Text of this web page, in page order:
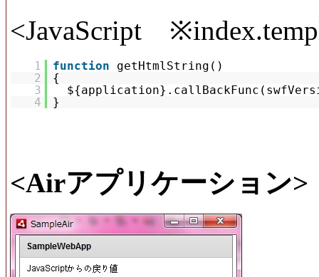
<JavaScript
1 function
getHtmlString()
2
{
3
4
}
<Airアプリケーション>